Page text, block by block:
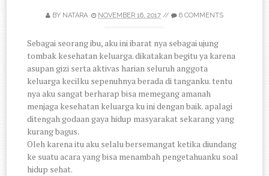
BY NATARA NOVEMBER 16, 2017 // 6 COMMENTS
Sebagai seorang ibu, aku ini ibarat nya sebagai ujung
tombak kesehatan keluarga. dikatakan begitu ya karena
asupan gizi serta aktivas harian seluruh anggota
keluarga kecilku sepenuhnya berada di tanganku. tentu
nya aku sangat berharap bisa memegang amanah
menjaga kesehatan keluarga ku ini dengan baik. apalagi
ditengah godaan gaya hidup masyarakat sekarang yang
kurang bagus.
Oleh karena itu aku selalu bersemangat ketika diundang
ke suatu acara yang bisa menambah pengetahuanku soal
hidup sehat.